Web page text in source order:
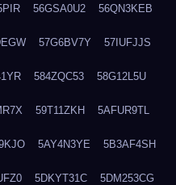
56GSA0U2 56QN3KEB
57G6BV7Y 57IUFJJS
584ZQC53 58G12L5U
59T11ZKH 5AFUR9TL
5AY4N3YE 5B3AF4SH
5DKYT31C 5DM253CG